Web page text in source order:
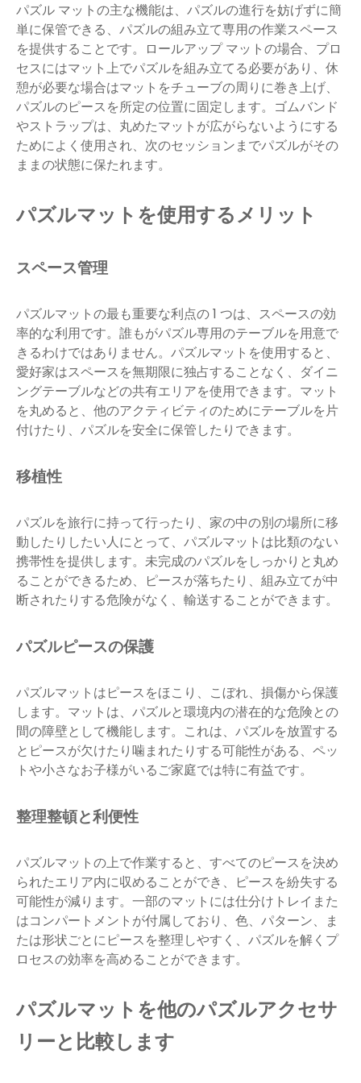
パズル マットの主な機能は、パズルの進行を妨げずに簡
単に保管できる、パズルの組み立て専用の作業スペース
を提供することです。ロールアップ マットの場合、プロ
セスにはマット上でパズルを組み立てる必要があり、休
憩が必要な場合はマットをチューブの周りに巻き上げ、
パズルのピースを所定の位置に固定します。ゴムバンド
やストラップは、丸めたマットが広がらないようにする
ためによく使用され、次のセッションまでパズルがその
ままの状態に保たれます。
パズルマットを使用するメリット
スペース管理
パズルマットの最も重要な利点の 1 つは、スペースの効
率的な利用です。誰もがパズル専用のテーブルを用意で
きるわけではありません。パズルマットを使用すると、
愛好家はスペースを無期限に独占することなく、ダイニ
ングテーブルなどの共有エリアを使用できます。マット
を丸めると、他のアクティビティのためにテーブルを片
付けたり、パズルを安全に保管したりできます。
移植性
パズルを旅行に持って行ったり、家の中の別の場所に移
動したりしたい人にとって、パズルマットは比類のない
携帯性を提供します。未完成のパズルをしっかりと丸め
ることができるため、ピースが落ちたり、組み立てが中
断されたりする危険がなく、輸送することができます。
パズルピースの保護
パズルマットはピースをほこり、こぼれ、損傷から保護
します。マットは、パズルと環境内の潜在的な危険との
間の障壁として機能します。これは、パズルを放置する
とピースが欠けたり噛まれたりする可能性がある、ペッ
トや小さなお子様がいるご家庭では特に有益です。
整理整頓と利便性
パズルマットの上で作業すると、すべてのピースを決め
られたエリア内に収めることができ、ピースを紛失する
可能性が減ります。一部のマットには仕分けトレイまた
はコンパートメントが付属しており、色、パターン、ま
たは形状ごとにピースを整理しやすく、パズルを解くプ
ロセスの効率を高めることができます。
パズルマットを他のパズルアクセサ
リーと比較します